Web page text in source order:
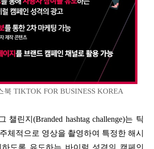
북 TIKTOK FOR BUSINESS KOREA
챌린지(Branded hashtag challenge)는 틱
체적으로 영상을 촬영하여 특정한 해시
도록 유도하는 바이럴 성격의 캠페인